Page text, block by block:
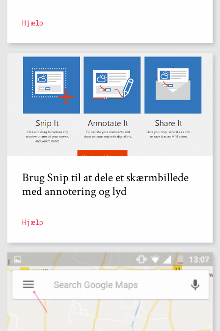
Hjælp
Brug Snip til at dele et skærmbillede
med annotering og lyd
Hjælp